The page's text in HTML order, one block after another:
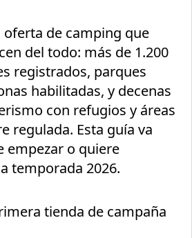
oferta de camping que
del todo: más de 1.200
registrados, parques
habilitadas, y decenas
con refugios y áreas
regulada. Esta guía va
empezar o quiere
temporada 2026.
tienda de campaña